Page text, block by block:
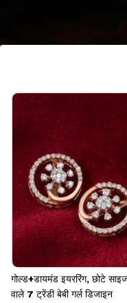
मीनाकारी का काम
बाला भी ले सकते
मीनाकारी कारीगरी
Image credits: Pinterest
गोल्ड+डायमंड इयररिंग, छोटे
वाले 7 ट्रेंडी बेबी गर्ल डिजाइन